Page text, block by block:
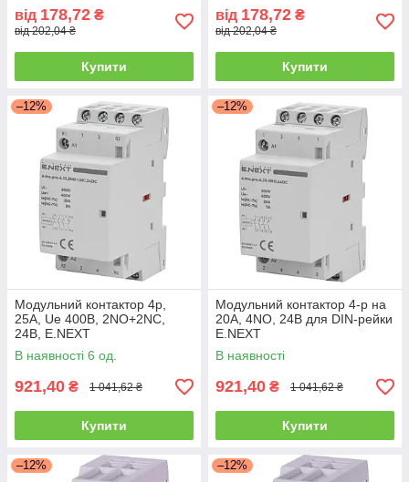
від 178,72 ₴
від 202,04 ₴
Купити
від 178,72 ₴
від 202,04 ₴
Купити
–12%
Модульний контактор 4р,
25А, Ue 400В, 2NO+2NC,
24В, E.NEXT
В наявності 6 од.
921,40 ₴ 1 041,62 ₴
Купити
–12%
Модульний контактор 4-р на
20А, 4NO, 24В для DIN-рейки
E.NEXT
В наявності
921,40 ₴ 1 041,62 ₴
Купити
–12% –12%